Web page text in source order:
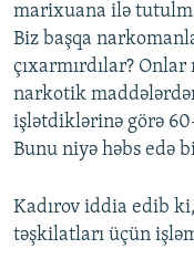
marixuana ilə
Biz başqa
çıxarmırdılar?
narkotik
işlətdiklərinə görə
Bunu niyə həbs edə
Kadırov iddia edib
təşkilatları üçün